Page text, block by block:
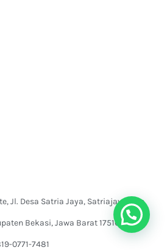
Jl. Desa Satria Jaya, Satriajaya, Kec.
Bekasi, Jawa Barat 17510
0771-7481